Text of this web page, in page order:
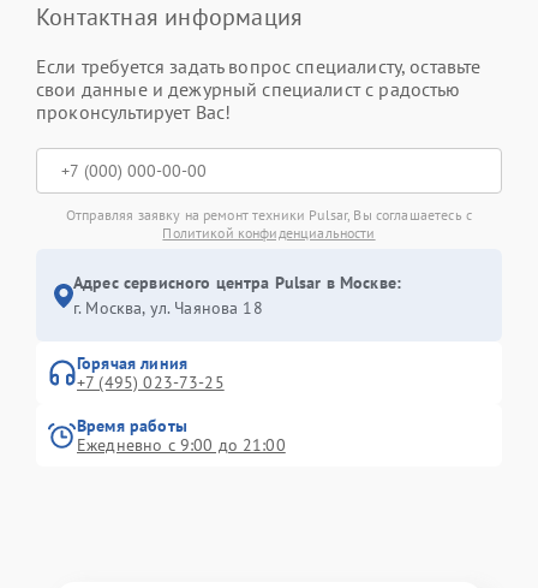
Контактная информация
Если требуется задать вопрос специалисту, оставьте
свои данные и дежурный специалист с радостью
проконсультирует Вас!
Отправляя заявку на ремонт техники Pulsar, Вы соглашаетесь с
Политикой конфиденциальности
Адрес сервисного центра Pulsar в Москве:
г. Москва, ул. Чаянова 18
Горячая линия
+7 (495) 023-73-25
Время работы
Ежедневно с 9:00 до 21:00